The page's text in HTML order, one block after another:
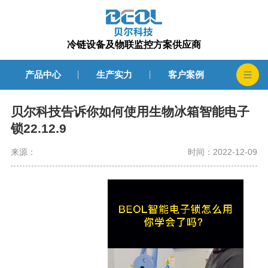
冷链设备及物联监控方案供应商
产品中心 生产实力 客户案例
贝尔科技告诉你如何使用生物冰箱智能电子
锁22.12.9
来源： 时间：2022-12-09